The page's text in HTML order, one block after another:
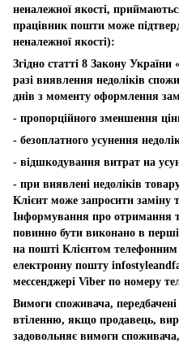
неналежної якості,
працівник пошти може
неналежної якості):
Згідно статті 8 Закону
разі виявлення недоліків
днів з моменту оформлення
- пропорційного зменшення
- безоплатного усунення
- відшкодування витрат на
- при виявлені недоліків
Клієнт може запросити заміну
Інформування про отримання
повинно бути виконано в
на пошті Клієнтом
електронну пошту
мессенджері Viber по номеру
Вимоги споживача,
втіленню, якщо продавець,
задовольняє вимоги